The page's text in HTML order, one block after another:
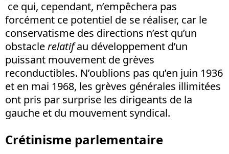
ce qui, cependant, n’empêchera pas
forcément ce potentiel de se réaliser, car le
conservatisme des directions n’est qu’un
obstaclerelatifau développement d’un
puissant mouvement de grèves
reconductibles. N’oublions pas qu’en juin 1936
et en mai 1968, les grèves générales illimitées
ont pris par surprise les dirigeants de la
gauche et du mouvement syndical.
Crétinisme parlementaire